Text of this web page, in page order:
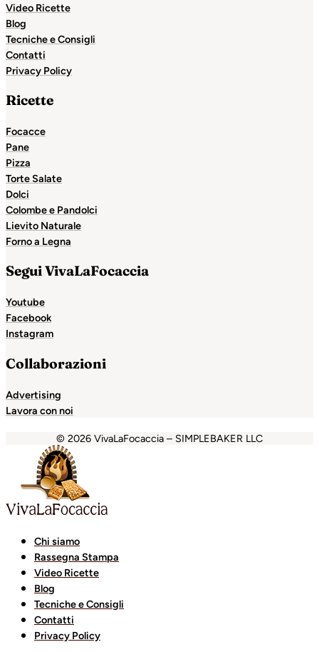
Video Ricette
Blog
Tecniche e Consigli
Contatti
Privacy Policy
Ricette
Focacce
Pane
Pizza
Torte Salate
Dolci
Colombe e Pandolci
Lievito Naturale
Forno a Legna
Segui VivaLaFocaccia
Youtube
Facebook
Instagram
Collaborazioni
Advertising
Lavora con noi
© 2026 VivaLaFocaccia – SIMPLEBAKER LLC
holiganbet
Chi siamo
Rassegna Stampa
Video Ricette
Blog
Tecniche e Consigli
Contatti
Privacy Policy